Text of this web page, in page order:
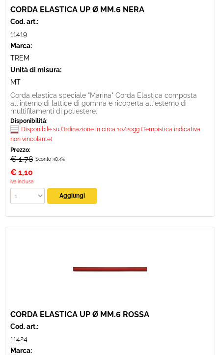
CORDA ELASTICA UP Ø MM.6 NERA
Cod. art.:
11419
Marca:
TREM
Unità di misura:
MT
Corda elastica speciale "Marina" Corda Elastica composta
all'interno di lattice di gomma e ricoperta all'esterno di
multifilamenti di poliestere.
Disponibilità:
Disponibile su Ordinazione in circa 10/20gg (Tempistica indicativa
non vincolante)
Prezzo:
€ 1,78 Sconto 38.4%
€ 1,10
iva inclusa
CORDA ELASTICA UP Ø MM.6 ROSSA
Cod. art.:
11424
Marca: